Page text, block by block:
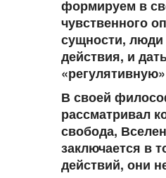
формируем в
чувственного
сущности,
действия, и
В своей
рассматривал
свобода,
заключается в
действий, они